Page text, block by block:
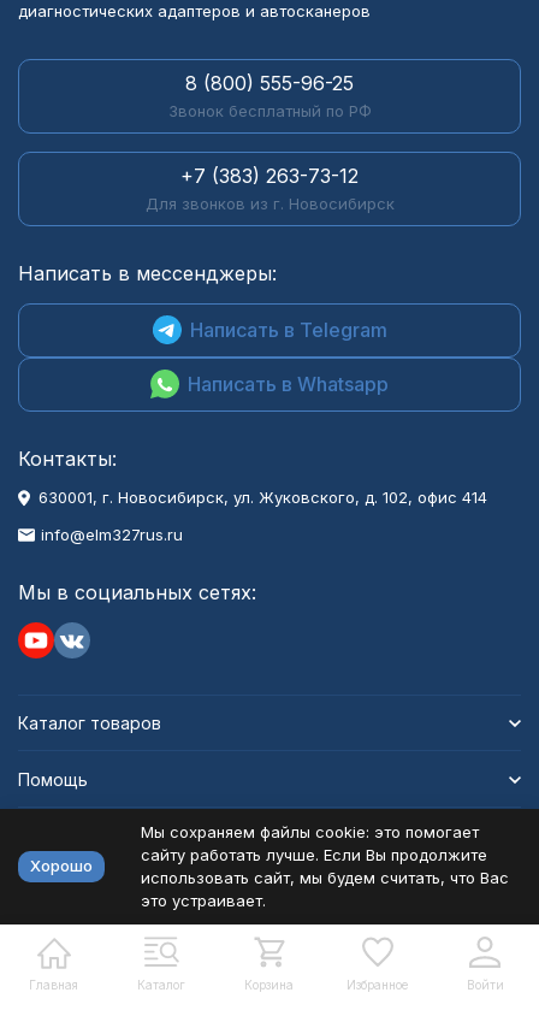
Главная Каталог Корзина Избранное Войти
диагностических адаптеров и автосканеров
8 (800) 555-96-25
Звонок бесплатный по РФ
+7 (383) 263-73-12
Для звонков из г. Новосибирск
Написать в мессенджеры:
Написать в Telegram
Написать в Whatsapp
Контакты:
630001, г. Новосибирск, ул. Жуковского, д. 102, офис 414
info@elm327rus.ru
Мы в социальных сетях:
Каталог товаров
Помощь
Политика персональных данных
Разработано в bodysite.ru
Хорошо
Мы сохраняем файлы cookie: это помогает
сайту работать лучше. Если Вы продолжите
использовать сайт, мы будем считать, что Вас
это устраивает.